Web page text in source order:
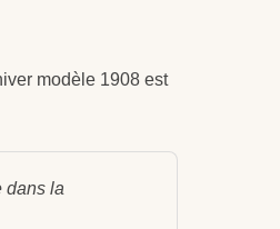
modèle 1908 est
dans la